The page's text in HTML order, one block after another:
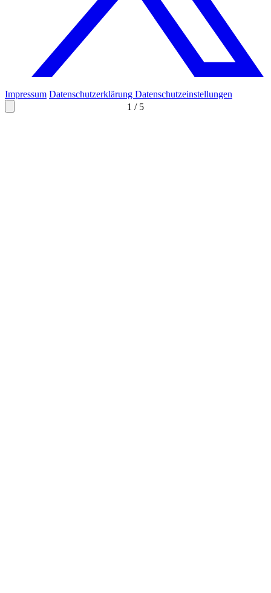
1 / 5
Impressum Datenschutzerklärung Datenschutzeinstellungen